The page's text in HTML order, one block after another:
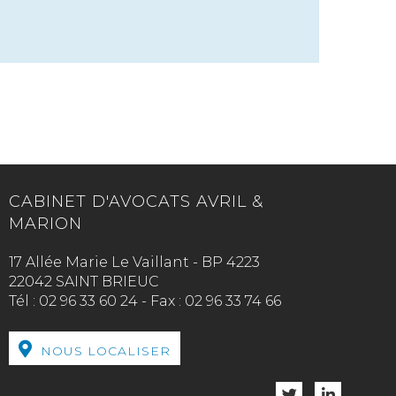
CABINET D'AVOCATS AVRIL &
MARION
17 Allée Marie Le Vaillant - BP 4223
22042 SAINT BRIEUC
Tél : 02 96 33 60 24 - Fax : 02 96 33 74 66
NOUS LOCALISER